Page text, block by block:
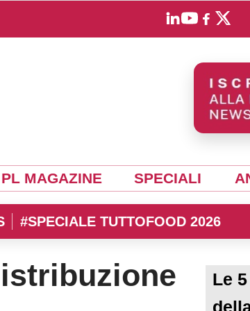
PL MAGAZINE SPECIALI
#SPECIALE TUTTOFOOD 2026
Le